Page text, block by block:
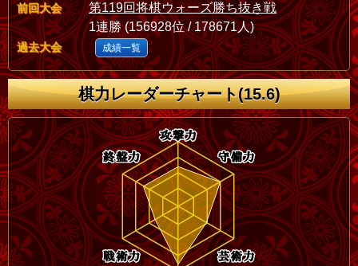
前回大会
第119回将棋ウォーズ勝ち抜き戦
1連勝 (156928位 / 178671人)
過去大会 成績一覧
棋力レーダーチャート(15.6)